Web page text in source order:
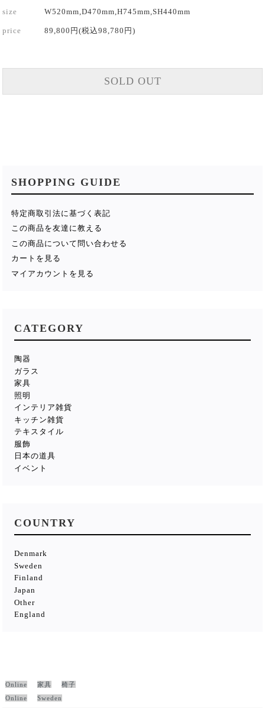
size W520mm,D470mm,H745mm,SH440mm
price 89,800円(税込98,780円)
SOLD OUT
SHOPPING GUIDE
特定商取引法に基づく表記
この商品を友達に教える
この商品について問い合わせる
カートを見る
マイアカウントを見る
CATEGORY
陶器
ガラス
家具
照明
インテリア雑貨
キッチン雑貨
テキスタイル
服飾
日本の道具
イベント
COUNTRY
Denmark
Sweden
Finland
Japan
Other
England
Online 家具
椅子
Online
Sweden